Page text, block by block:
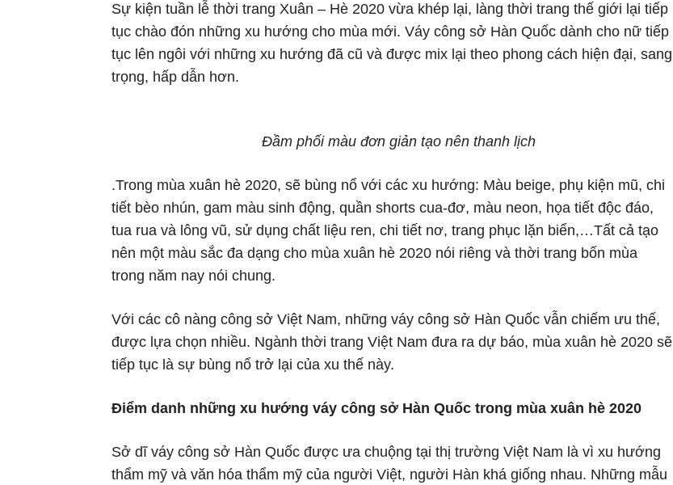
Sự kiện tuần lễ thời trang Xuân – Hè 2020 vừa khép lại, làng thời trang thế giới lại tiếp
tục chào đón những xu hướng cho mùa mới. Váy công sở Hàn Quốc dành cho nữ tiếp
tục lên ngôi với những xu hướng đã cũ và được mix lại theo phong cách hiện đại, sang
trọng, hấp dẫn hơn.
Đầm phối màu đơn giản tạo nên thanh lịch
.Trong mùa xuân hè 2020, sẽ bùng nổ với các xu hướng: Màu beige, phụ kiện mũ, chi
tiết bèo nhún, gam màu sinh động, quần shorts cua-đơ, màu neon, họa tiết độc đáo,
tua rua và lông vũ, sử dụng chất liệu ren, chi tiết nơ, trang phục lặn biển,…Tất cả tạo
nên một màu sắc đa dạng cho mùa xuân hè 2020 nói riêng và thời trang bốn mùa
trong năm nay nói chung.
Với các cô nàng công sở Việt Nam, những váy công sở Hàn Quốc vẫn chiếm ưu thế,
được lựa chọn nhiều. Ngành thời trang Việt Nam đưa ra dự báo, mùa xuân hè 2020 sẽ
tiếp tục là sự bùng nổ trở lại của xu thế này.
Điểm danh những xu hướng váy công sở Hàn Quốc trong mùa xuân hè 2020
Sở dĩ váy công sở Hàn Quốc được ưa chuộng tại thị trường Việt Nam là vì xu hướng
thẩm mỹ và văn hóa thẩm mỹ của người Việt, người Hàn khá giống nhau. Những mẫu